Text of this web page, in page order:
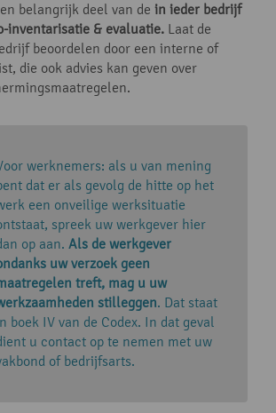
belangrijk deel van de in ieder bedrijf
inventarisatie & evaluatie. Laat de
beoordelen door een interne of
die ook advies kan geven over
werknemers: als u van mening
dat er als gevolg de hitte op het
een onveilige werksituatie
spreek uw werkgever hier
op aan. Als de werkgever
uw verzoek geen
treft, mag u uw
stilleggen. Dat staat
boek IV van de Codex. In dat geval
u contact op te nemen met uw
of bedrijfsarts.